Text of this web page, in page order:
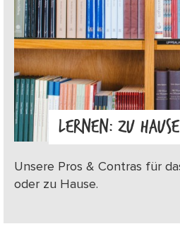
LERNEN: ZU
Unsere Pros & Contras für
oder zu Hause.